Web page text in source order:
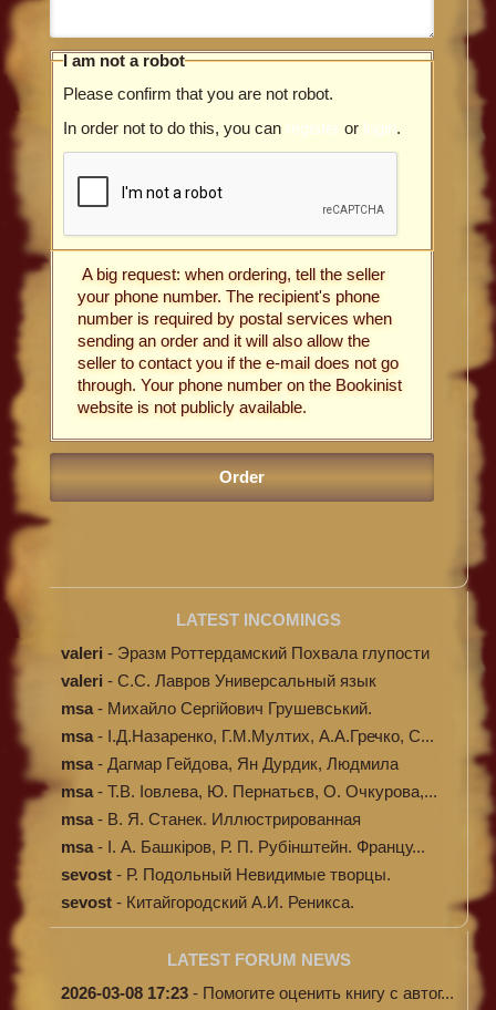
I am not a robot
Please confirm that you are not robot.
In order not to do this, you can register or login.
A big request: when ordering, tell the seller
your phone number. The recipient's phone
number is required by postal services when
sending an order and it will also allow the
seller to contact you if the e-mail does not go
through. Your phone number on the Bookinist
website is not publicly available.
LATEST INCOMINGS
valeri - Эразм Роттердамский Похвала глупости
valeri - C.С. Лавров Универсальный язык
программи...
msa - Михайло Сергійович Грушевський.
Ілюстров...
msa - І.Д.Назаренко, Г.М.Мултих, А.А.Гречко, С...
msa - Дагмар Гейдова, Ян Дурдик, Людмила
Кибал...
msa - Т.В. Іовлева, Ю. Пернатьєв, О. Очкурова,...
msa - В. Я. Станек. Иллюстрированная
энциклопе...
msa - І. А. Башкіров, Р. П. Рубінштейн. Францу...
sevost - Р. Подольный Невидимые творцы.
sevost - Китайгородский А.И. Реникса.
LATEST FORUM NEWS
2026-03-08 17:23 - Помогите оценить книгу с автог...